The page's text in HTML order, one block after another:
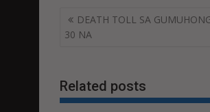
Post
navigation
DEATH TOLL SA
30 NA
Related posts